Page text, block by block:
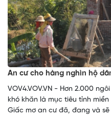
An cư cho hàng nghìn hộ
VOV4.VOV.VN - Hơn 2.000
khó khăn là mục tiêu tỉnh
Giấc mơ an cư đã, đang và